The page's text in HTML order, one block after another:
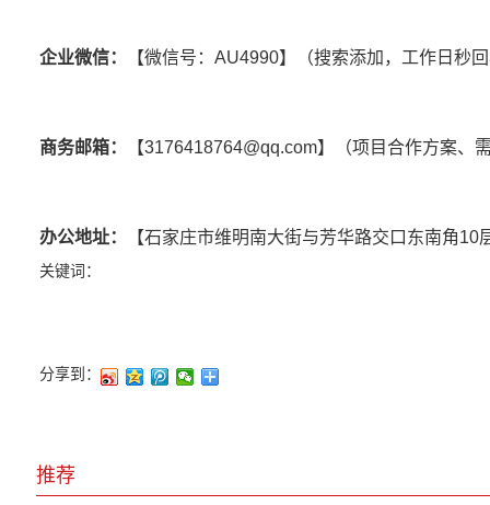
企业微信： 【微信号：AU4990】（搜索添加，工作日秒
商务邮箱： 【3176418764@qq.com】（项目合作方案、
办公地址： 【石家庄市维明南大街与芳华路交口东南角
关键词：
分享到：
推荐